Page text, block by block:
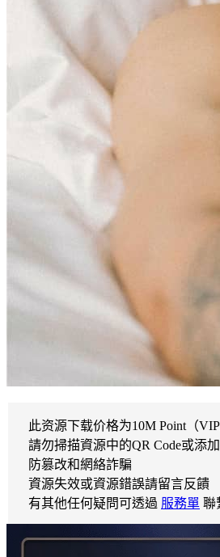
此资源下载价格为10M Point（
請勿掃描資源中的QR Code或添
防篡改和網絡詐騙
資源失效或資源錯誤請留言反饋
有其他任何疑問可透過 服務單 聯